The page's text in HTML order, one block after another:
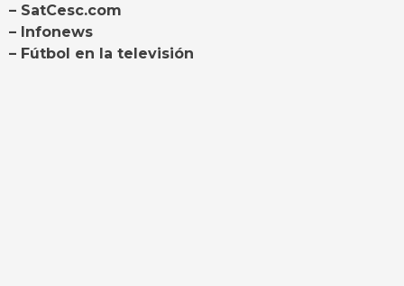
– SatCesc.com
– Infonews
– Fútbol en la televisión